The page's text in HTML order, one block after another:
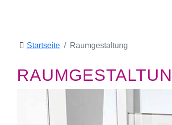
Startseite Raumgestaltung